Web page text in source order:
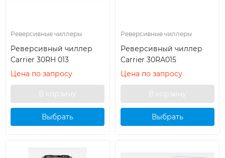
Реверсивные чиллеры
Реверсивный чиллер
Carrier 30RH 013
Цена по запросу
Выбрать
Реверсивные чиллеры
Реверсивный чиллер
Carrier 30RA015
Цена по запросу
Выбрать